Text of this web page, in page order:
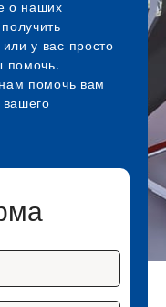
о наших
у вас просто
помочь.
помочь вам